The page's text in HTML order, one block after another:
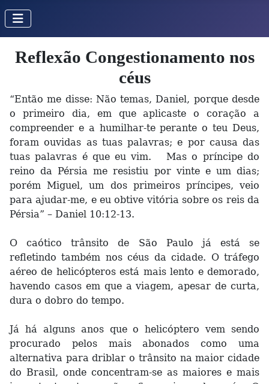
Reflexão Congestionamento nos
céus
“Então me disse: Não temas, Daniel, porque desde
o primeiro dia, em que aplicaste o coração a
compreender e a humilhar-te perante o teu Deus,
foram ouvidas as tuas palavras; e por causa das
tuas palavras é que eu vim. Mas o príncipe do
reino da Pérsia me resistiu por vinte e um dias;
porém Miguel, um dos primeiros príncipes, veio
para ajudar-me, e eu obtive vitória sobre os reis da
Pérsia” – Daniel 10:12-13.
O caótico trânsito de São Paulo já está se
refletindo também nos céus da cidade. O tráfego
aéreo de helicópteros está mais lento e demorado,
havendo casos em que a viagem, apesar de curta,
dura o dobro do tempo.
Já há alguns anos que o helicóptero vem sendo
procurado pelos mais abonados como uma
alternativa para driblar o trânsito na maior cidade
do Brasil, onde concentram-se as maiores e mais